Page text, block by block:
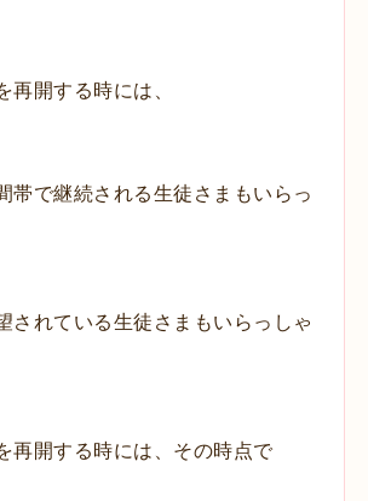
再開する時には、
帯で継続される生徒さまもいらっ
されている生徒さまもいらっしゃ
再開する時には、その時点で